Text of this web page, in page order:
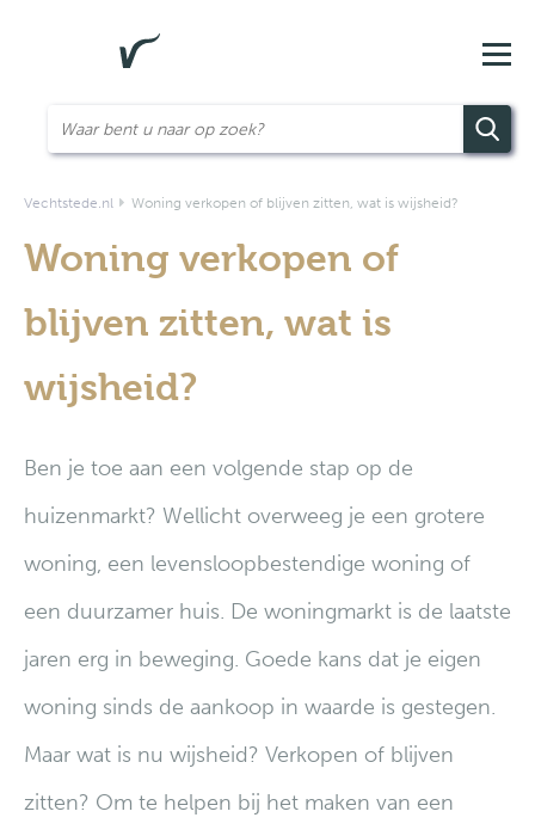
Vechtstede.nl Woning verkopen of blijven zitten, wat is wijsheid?
Woning verkopen of
blijven zitten, wat is
wijsheid?
Ben je toe aan een volgende stap op de
huizenmarkt? Wellicht overweeg je een grotere
woning, een levensloopbestendige woning of
een duurzamer huis. De woningmarkt is de laatste
jaren erg in beweging. Goede kans dat je eigen
woning sinds de aankoop in waarde is gestegen.
Maar wat is nu wijsheid? Verkopen of blijven
zitten? Om te helpen bij het maken van een